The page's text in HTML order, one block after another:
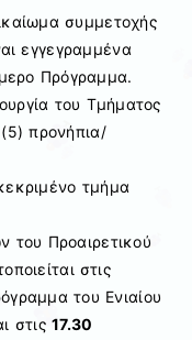
συμμετοχής
εγγεγραμμένα
Πρόγραμμα.
του Τμήματος
προνήπια/
τμήμα
Προαιρετικού
στις
του Ενιαίου
στις 17.30